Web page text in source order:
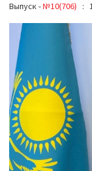
Выпуск -№10(706) :